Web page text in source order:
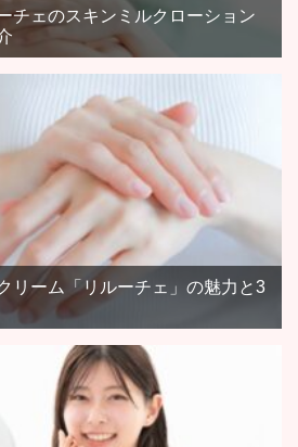
チェのスキンミルクローション
リーム「リルーチェ」の魅力と3